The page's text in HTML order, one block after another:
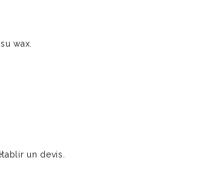
wax.
un devis.